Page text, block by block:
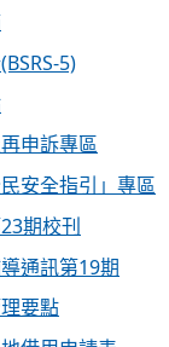
5)
申訴專區
安全指引」專區
期校刊
通訊第19期
要點